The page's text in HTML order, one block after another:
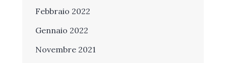
Febbraio 2022
Gennaio 2022
Novembre 2021